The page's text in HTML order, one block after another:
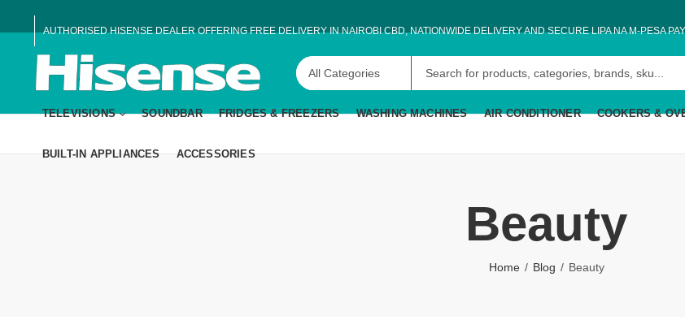
AUTHORISED HISENSE DEALER OFFERING FREE DELIVERY IN NAIROBI CBD, NATIONWIDE DELIVERY AND SECURE LIPA NA M-PESA
TELEVISIONS SOUNDBAR FRIDGES & FREEZERS WASHING MACHINES AIR CONDITIONER COOKERS &
BUILT-IN APPLIANCES ACCESSORIES
Beauty
Home Blog Beauty